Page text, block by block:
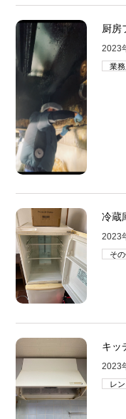
厨
2023
業
冷蔵
2023
そ
キ
2023
レ